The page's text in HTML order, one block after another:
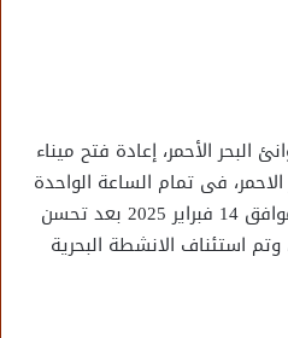
البحر الأحمر، إعادة فتح ميناء
فى تمام الساعة الواحدة
والنصف ظهر اليوم الجمعة الموافق 14 فبراير 2025 بعد تحسن
وتم استئناف الانشطة البحرية